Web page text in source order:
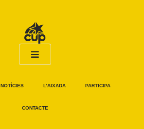
NOTÍCIES L’AIXADA PARTICIPA
CONTACTE